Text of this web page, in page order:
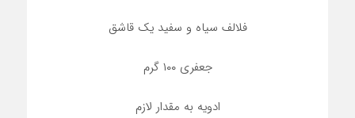
فلالف سیاه و سفید یک قاشق
جعفری ۱۰۰ گرم
ادویه به مقدار لازم